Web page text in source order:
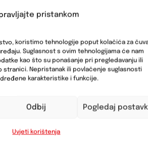
pristankom
koristimo tehnologije poput kolačića za
Suglasnost s ovim tehnologijama će nam
kao što su ponašanje pri pregledavanju ili
stranici. Nepristanak ili povlačenje suglasnosti
karakteristike i funkcije.
Odbij Pogledaj
Uvjeti korištenja